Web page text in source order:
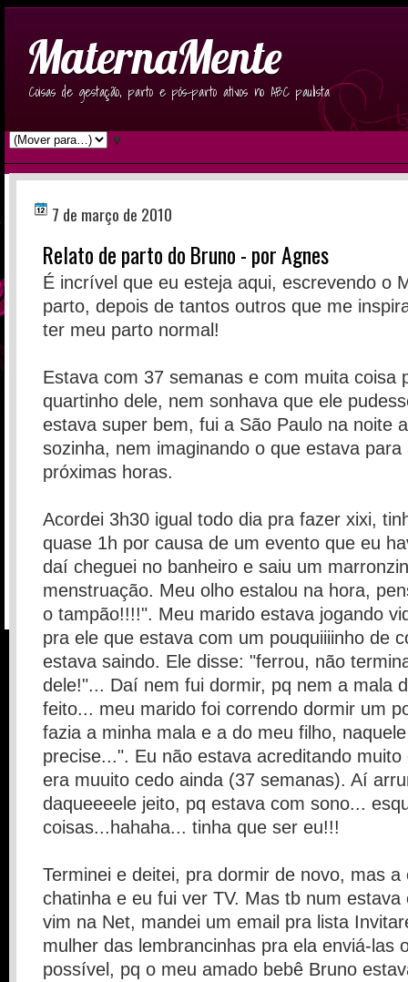
MaternaMente
Coisas de gestação, parto e pós-parto ativos no ABC paulista
▼
7 de março de 2010
Relato de parto do Bruno - por Agnes
É incrível que eu esteja aqui, escrevendo o
parto, depois de tantos outros que me
ter meu parto normal!
Estava com 37 semanas e com muita coisa
quartinho dele, nem sonhava que ele
estava super bem, fui a São Paulo na noite
sozinha, nem imaginando o que estava
próximas horas.
Acordei 3h30 igual todo dia pra fazer xixi,
quase 1h por causa de um evento que eu
daí cheguei no banheiro e saiu um
menstruação. Meu olho estalou na hora,
o tampão!!!!". Meu marido estava jogando
pra ele que estava com um pouquiiiinho de
estava saindo. Ele disse: "ferrou, não
dele!"... Daí nem fui dormir, pq nem a mala
feito... meu marido foi correndo dormir um
fazia a minha mala e a do meu filho,
precise...". Eu não estava acreditando muito
era muuito cedo ainda (37 semanas). Aí
daqueeeele jeito, pq estava com sono...
coisas...hahaha... tinha que ser eu!!!
Terminei e deitei, pra dormir de novo, mas a
chatinha e eu fui ver TV. Mas tb num
vim na Net, mandei um email pra lista
mulher das lembrancinhas pra ela enviá-las
possível, pq o meu amado bebê Bruno